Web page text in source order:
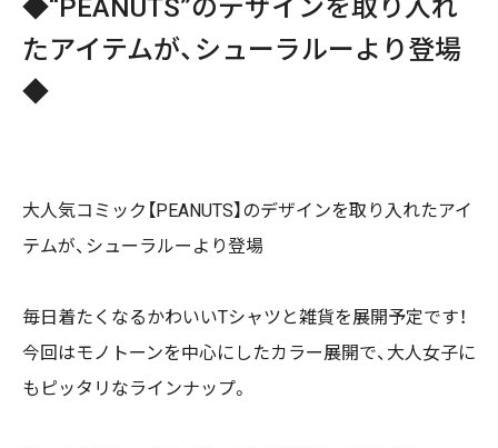
◆“PEANUTS”のデザインを取り入れ
たアイテムが、シューラルーより登場
◆
大人気コミック【PEANUTS】のデザインを取り入れたアイ
テムが、シューラルーより登場
毎日着たくなるかわいいTシャツと雑貨を展開予定です！
今回はモノトーンを中心にしたカラー展開で、大人女子に
もピッタリなラインナップ。